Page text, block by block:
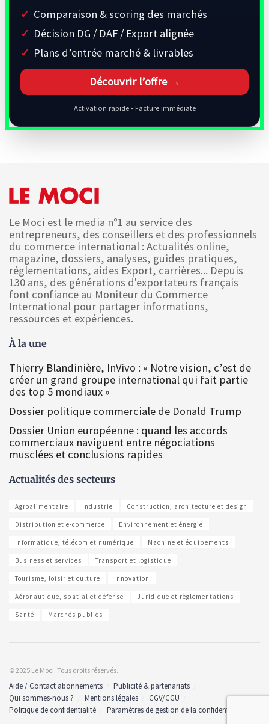
Comparaison & scoring des marchés
Décision DG / DAF / Export alignée
Plans d’entrée marché & livrables
Découvrir l’offre →
Activation rapide • Facture immédiate
Le Moci est le media n°1 au service des
entrepreneurs, des conseillers et des professionnels
du commerce international : Actualités online,
magazine, dossiers, analyses, guides pratiques,
réglementations, aides Export, carrières... Depuis
130 ans, des générations d'exportateurs français
font confiance au Moniteur du Commerce
International pour partager informations,
ressources et expériences.
À la une
Thierry Blandinière, InVivo : « Notre vision, c’est de
créer un grand groupe international qui fait partie
des top 5 mondiaux »
Dossier politique commerciale de Donald Trump
Dossier Union européenne : quand les accords
commerciaux naviguent entre négociations
musclées et conclusions rapides
Actualités des secteurs
Agroalimentaire Industrie Construction, architecture et design
Distribution et e-commerce Environnement et énergie
Informatique, télécom et numérique Machine et équipements
Business et services Transport et logistique
Tourisme, loisir et culture Innovation
Aéronautique, spatial et défense Juridique et règlementations
Santé Marchés publics
© 2025 Le Moci. Tous droits réservés.
Aide / Contact abonnements
Publicité & partenariats
Qui sommes-nous ?
Mentions légales
CGV/CGU
Politique de confidentialité
Paramètres de gestion de la confidentialité